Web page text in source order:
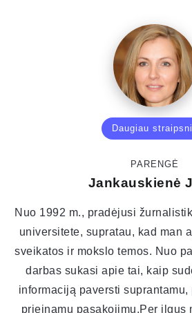
Daugiau
PARENGĖ
Jankauskienė
Nuo 1992 m., pradėjusi
universitete, supratau, kad man
sveikatos ir mokslo temos. Nuo
darbas sukasi apie tai, kaip
informaciją paversti
prieinamu pasakojimu.Per ilgus